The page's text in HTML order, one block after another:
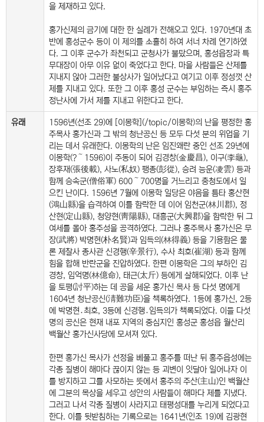
을 제재하고 있다.
홍가신제의 금기에 대한 한 실례가 전해오고 있다. 1970년대 초
반에 홍성군수 등이 이 제의를 소홀히 하여 서너 차례 연기하였
다. 그 이후 군수가 좌천되고 군청사가 불탔으며, 홍성읍장과 특
무대장이 아무 이유 없이 죽었다고 한다. 마을 사람들은 산제를
지내지 않아 그러한 불상사가 일어났다고 여기고 이후 정성껏 산
제를 지내고 있다. 또한 그 이후 홍성 군수는 부임하는 즉시 홍주
정난사에 가서 제를 지내고 위한다고 한다.
유래
1596년(선조 29)에 [이몽학](/topic/이몽학)의 난을 평정한 홍
주목사 홍가신과 그 밖의 청난공신 등 모두 다섯 분의 위업을 기
리는 데서 유래한다. 이몽학의 난은 임진왜란 중인 선조 29년에
이몽학(?～1596)이 주동이 되어 김경창(金慶昌), 이구(李龜),
장후재(張後載), 사노(私奴) 팽종(彭從), 승려 능운(凌雲) 등과
함께 승속군(僧俗軍) 600～700명을 거느리고 충청도에서 일
으킨 난이다. 1596년 7월에 이몽학 일당은 야음을 틈타 홍산현
(鴻山縣)을 습격하여 이를 함락한 데 이어 임천군(林川郡), 정
산현(定山縣), 청양현(靑陽縣), 대흥군(大興郡)을 함락한 뒤 그
여세를 몰아 홍주성을 공격하였다. 그러나 홍주목사 홍가신은 무
장(武將) 박명현(朴名賢)과 임득의(林得義) 등을 기용함은 물
론 제찰사 종사관 신경행(辛景行), 수사 최호(崔湖) 등과 함께
힘을 합해 반란군을 진압하였다. 한편 이몽학은 그의 부하인 김
경창, 임억명(林億命), 태근(太斤) 등에게 살해되었다. 이후 난
을 토평(討平)하는 데 공을 세운 홍가신 목사 등 다섯 명에게
1604년 청난공신(淸難功臣)을 책록하였다. 1등에 홍가신, 2등
에 박명현․최호, 3등에 신경행․임득의가 책록되었다. 이들 다섯
명의 공신은 현재 내포 지역의 중심지인 홍성군 홍성읍 월산리
백월산 홍가신사당에 모셔져 있다.
한편 홍가신 목사가 선정을 베풀고 홍주를 떠난 뒤 홍주읍성에는
각종 질병이 해마다 끊이지 않는 등 괴변이 잇달아 일어나자 이
를 방지하고 그를 사모하는 뜻에서 홍주의 주산(主山)인 백월산
에 그분의 목상을 세우고 성안의 사람들이 해마다 제를 지냈다.
그러고 나서 각종 질병이 사라지고 태평성대를 누리게 되었다고
한다. 이를 뒷받침하는 기록으로는 1641년(인조 19)에 김광현